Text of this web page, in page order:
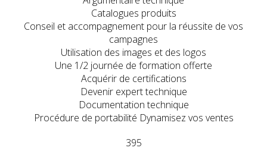
Catalogues produits
Conseil et accompagnement pour la réussite de vos
campagnes
Utilisation des images et des logos
Une 1/2 journée de formation offerte
Acquérir de certifications
Devenir expert technique
Documentation technique
Procédure de portabilité Dynamisez vos ventes
395